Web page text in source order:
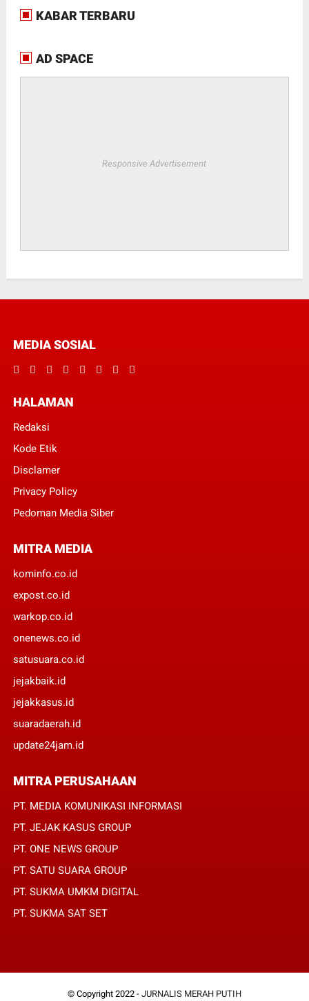
KABAR TERBARU
AD SPACE
Responsive Advertisement
MEDIA SOSIAL
HALAMAN
Redaksi
Kode Etik
Disclamer
Privacy Policy
Pedoman Media Siber
MITRA MEDIA
kominfo.co.id
expost.co.id
warkop.co.id
onenews.co.id
satusuara.co.id
jejakbaik.id
jejakkasus.id
suaradaerah.id
update24jam.id
MITRA PERUSAHAAN
PT. MEDIA KOMUNIKASI INFORMASI
PT. JEJAK KASUS GROUP
PT. ONE NEWS GROUP
PT. SATU SUARA GROUP
PT. SUKMA UMKM DIGITAL
PT. SUKMA SAT SET
© Copyright 2022 - JURNALIS MERAH PUTIH